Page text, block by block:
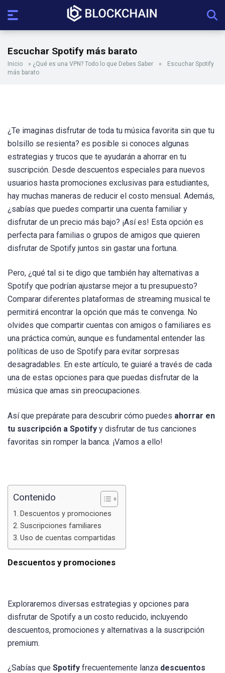
Escuchar Spotify más barato
Inicio » ¿Qué es una VPN? Todo lo que Debes Saber »
Escuchar Spotify
más barato
¿Te imaginas disfrutar de toda tu música favorita sin que tu
bolsillo se resienta? es posible si conoces algunas
estrategias y trucos que te ayudarán a ahorrar en tu
suscripción. Desde descuentos especiales para nuevos
usuarios hasta promociones exclusivas para estudiantes,
hay muchas maneras de reducir el costo mensual. Además,
¿sabías que puedes compartir una cuenta familiar y
disfrutar de un precio más bajo? ¡Así es! Esta opción es
perfecta para familias o grupos de amigos que quieren
disfrutar de Spotify juntos sin gastar una fortuna.
Pero, ¿qué tal si te digo que también hay alternativas a
Spotify que podrían ajustarse mejor a tu presupuesto?
Comparar diferentes plataformas de streaming musical te
permitirá encontrar la opción que más te convenga. No
olvides que compartir cuentas con amigos o familiares es
una práctica común, aunque es fundamental entender las
políticas de uso de Spotify para evitar sorpresas
desagradables. En este artículo, te guiaré a través de cada
una de estas opciones para que puedas disfrutar de la
música que amas sin preocupaciones.
Así que prepárate para descubrir cómo puedes ahorrar en
tu suscripción a Spotify y disfrutar de tus canciones
favoritas sin romper la banca. ¡Vamos a ello!
Contenido
Descuentos y promociones
Suscripciones familiares
Uso de cuentas compartidas
Descuentos y promociones
Exploraremos diversas estrategias y opciones para
disfrutar de Spotify a un costo reducido, incluyendo
descuentos, promociones y alternativas a la suscripción
premium.
¿Sabías que Spotify frecuentemente lanza descuentos